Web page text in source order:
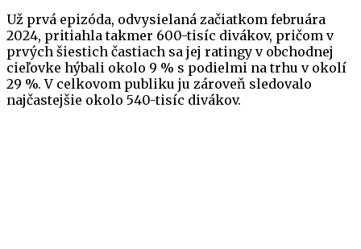
Už prvá epizóda, odvysielaná začiatkom februára
2024, pritiahla takmer 600-tisíc divákov, pričom v
prvých šiestich častiach sa jej ratingy v obchodnej
cieľovke hýbali okolo 9 % s podielmi na trhu v okolí
29 %. V celkovom publiku ju zároveň sledovalo
najčastejšie okolo 540-tisíc divákov.